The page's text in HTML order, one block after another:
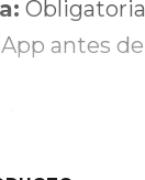
antes
de frío